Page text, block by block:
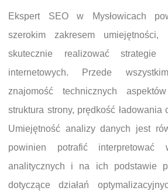
Ekspert SEO w Mysłowicach
szerokim zakresem
skutecznie realizować strategie
internetowych. Przede
znajomość technicznych
struktura strony, prędkość ładowania
Umiejętność analizy danych jest
powinien potrafić
analitycznych i na ich podstawie
dotyczące działań